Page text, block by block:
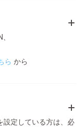
ら から
設定している方は、必